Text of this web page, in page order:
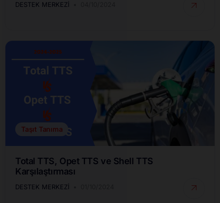
DESTEK MERKEZI
Taşıt Tanıma
Total TTS, Opet TTS ve Shell TTS
Karşılaştırması
DESTEK MERKEZI